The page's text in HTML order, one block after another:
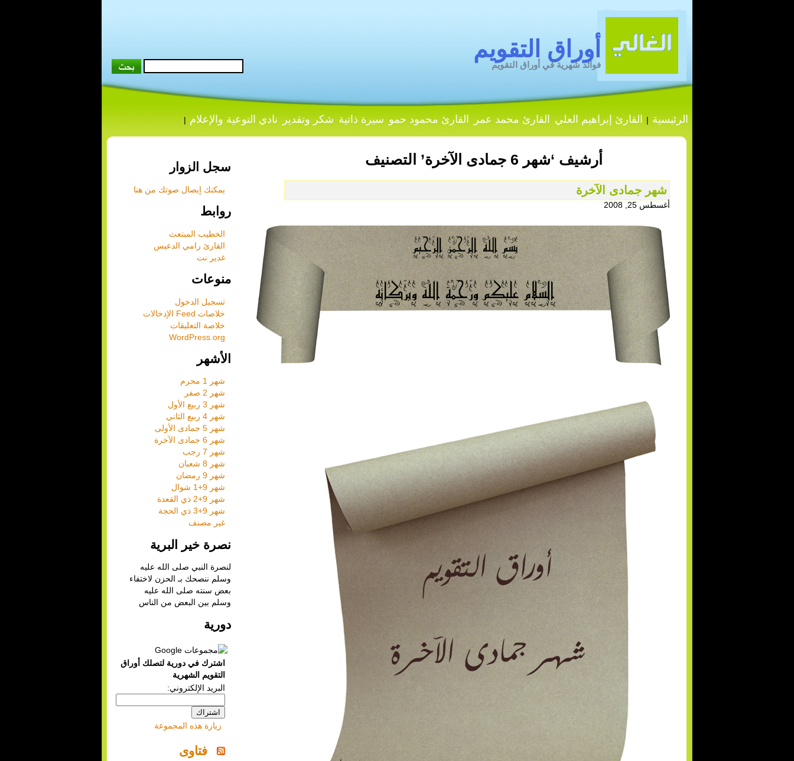
أوراق التقويم
فوائد شهرية في أوراق التقويم
الرئيسية | القارئ إبراهيم العلي القارئ محمد عمر القارئ محمود حمو سيرة ذاتية شكر وتقدير نادي التوعية والإعلام |
سجل الزوار
يمكنك إيصال صوتك من هنا
روابط
الخطيب المبتعث
القارئ رامي الدعيس
غدير نت
منوعات
تسجيل الدخول
خلاصات Feed الإدخالات
خلاصة التعليقات
WordPress.org
الأشهر
شهر 1 محرم
شهر 2 صفر
شهر 3 ربيع الأول
شهر 4 ربيع الثاني
شهر 5 جمادى الأولى
شهر 6 جمادى الآخرة
شهر 7 رجب
شهر 8 شعبان
شهر 9 رمضان
شهر 9+1 شوال
شهر 9+2 ذي القعدة
شهر 9+3 ذي الحجة
غير مصنف
نصرة خير البرية
لنصرة النبي صلى الله عليه
وسلم ننصحك بـ الحزن لاختفاء
بعض سنته صلى الله عليه
وسلم بين البعض من الناس
دورية
اشترك في دورية لتصلك أوراق
التقويم الشهرية
البريد الإلكتروني:
زيارة هذه المجموعة
فتاوى
أرشيف ‘شهر 6 جمادى الآخرة’ التصنيف
شهر جمادى الآخرة
أغسطس 25, 2008